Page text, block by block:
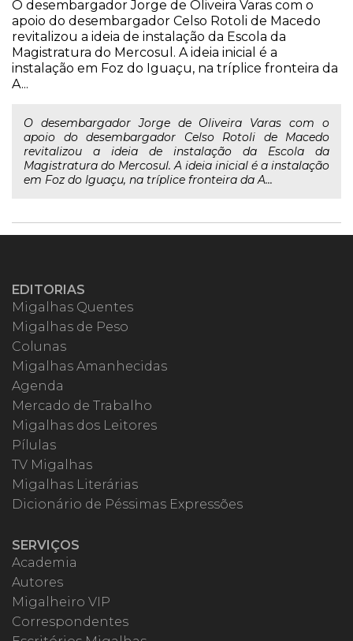
O desembargador Jorge de Oliveira Varas com o
apoio do desembargador Celso Rotoli de Macedo
revitalizou a ideia de instalação da Escola da
Magistratura do Mercosul. A ideia inicial é a
instalação em Foz do Iguaçu, na tríplice fronteira da
A...
O desembargador Jorge de Oliveira Varas com o
apoio do desembargador Celso Rotoli de Macedo
revitalizou a ideia de instalação da Escola da
Magistratura do Mercosul. A ideia inicial é a instalação
em Foz do Iguaçu, na tríplice fronteira da A...
EDITORIAS
Migalhas Quentes
Migalhas de Peso
Colunas
Migalhas Amanhecidas
Agenda
Mercado de Trabalho
Migalhas dos Leitores
Pílulas
TV Migalhas
Migalhas Literárias
Dicionário de Péssimas Expressões
SERVIÇOS
Academia
Autores
Migalheiro VIP
Correspondentes